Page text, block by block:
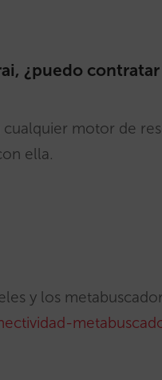
¿puedo contratar
motor de
ella.
y los